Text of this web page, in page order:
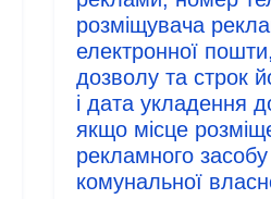
розміщувача
електронної
дозволу та строк
і дата укладення
якщо місце
рекламного
комунальної